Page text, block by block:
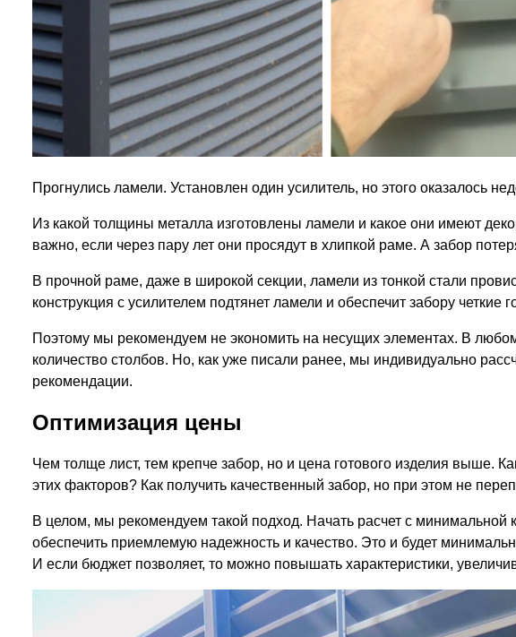
Прогнулись ламели. Установлен один усилитель, но этого оказалось
Из какой толщины металла изготовлены ламели и какое они имеют
важно, если через пару лет они просядут в хлипкой раме. А забор
В прочной раме, даже в широкой секции, ламели из тонкой стали
конструкция с усилителем подтянет ламели и обеспечит забору четкие
Поэтому мы рекомендуем не экономить на несущих элементах. В
количество столбов. Но, как уже писали ранее, мы индивидуально
рекомендации.
Оптимизация цены
Чем толще лист, тем крепче забор, но и цена готового изделия выше.
этих факторов? Как получить качественный забор, но при этом не
В целом, мы рекомендуем такой подход. Начать расчет с минимальной
обеспечить приемлемую надежность и качество. Это и будет
И если бюджет позволяет, то можно повышать характеристики,